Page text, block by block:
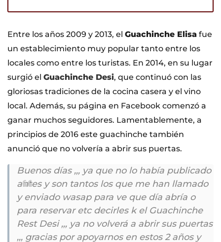
Entre los años 2009 y 2013, el Guachinche Elisa fue
un establecimiento muy popular tanto entre los
locales como entre los turistas. En 2014, en su lugar
surgió el Guachinche Desi, que continuó con las
gloriosas tradiciones de la cocina casera y el vino
local. Además, su página en Facebook comenzó a
ganar muchos seguidores. Lamentablemente, a
principios de 2016 este guachinche también
anunció que no volvería a abrir sus puertas.
Buenos días ,,, ya que no lo había publicado
antes y son tantos los que me han llamado
y enviado wasap para ve que día abría o
para reservar etc decirles k el Guachinche
Rest Desi ,,, ya no volverá a abrir sus puertas
,,, gracias por apoyarnos en estos 2 años y